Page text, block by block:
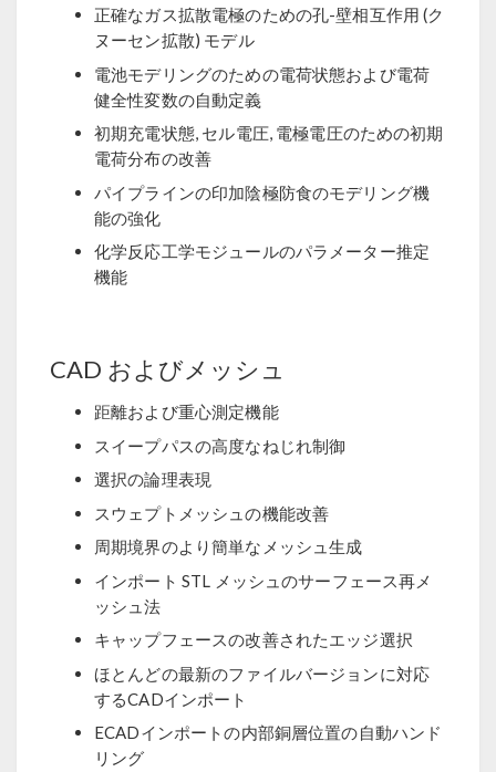
正確なガス拡散電極のための孔-壁相互作用 (ク
ヌーセン拡散) モデル
電池モデリングのための電荷状態および電荷
健全性変数の自動定義
初期充電状態, セル電圧, 電極電圧のための初期
電荷分布の改善
パイプラインの印加陰極防食のモデリング機
能の強化
化学反応工学モジュールのパラメーター推定
機能
CAD およびメッシュ
距離および重心測定機能
スイープパスの高度なねじれ制御
選択の論理表現
スウェプトメッシュの機能改善
周期境界のより簡単なメッシュ生成
インポート STL メッシュのサーフェース再メ
ッシュ法
キャップフェースの改善されたエッジ選択
ほとんどの最新のファイルバージョンに対応
するCADインポート
ECADインポートの内部銅層位置の自動ハンド
リング